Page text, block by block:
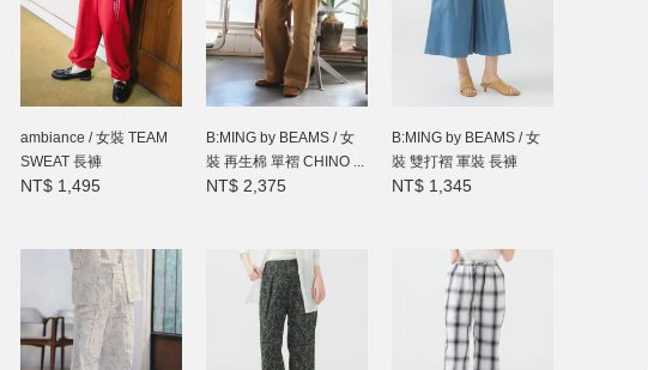
ambiance / 女裝 TEAM
SWEAT 長褲
NT$ 1,495
B:MING by BEAMS / 女
裝 再生棉 單褶 CHINO ...
NT$ 2,375
B:MING by BEAMS / 女
裝 雙打褶 軍裝 長褲
NT$ 1,345